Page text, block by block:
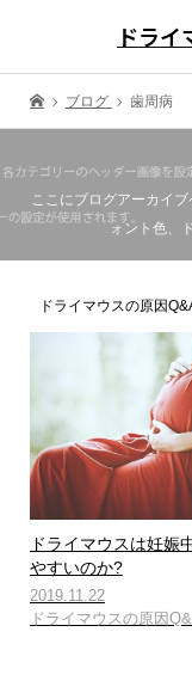
ドラ
ブログ 歯周病
ここにブログアーカイ
ォント色、
ドライマウスの原因
ドライマウスは妊娠
やすいのか?
2019.11.22
ドライマウスの原因